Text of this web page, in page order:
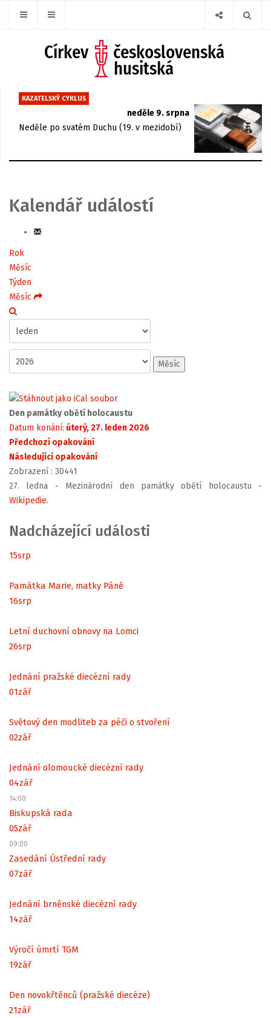
KAZATELSKÝ CYKLUS
neděle 9. srpna
Neděle po svatém Duchu (19. v mezidobí)
Kalendář událostí
Rok
Měsíc
Týden
Měsíc
Měsíc
Den památky obětí holocaustu
Datum konání: úterý, 27. leden 2026
Předchozí opakování
Následující opakování
Zobrazení : 30441
27. ledna - Mezinárodní den památky obětí holocaustu -
Wikipedie.
Nadcházející události
15srp
Památka Marie, matky Páně
16srp
Letní duchovní obnovy na Lomci
26srp
Jednání pražské diecézní rady
01zář
Světový den modliteb za péči o stvoření
02zář
Jednání olomoucké diecézní rady
04zář
14:00
Biskupská rada
05zář
09:00
Zasedání Ústřední rady
07zář
Jednání brněnské diecézní rady
14zář
Výročí úmrtí TGM
19zář
Den novokřtěnců (pražské diecéze)
21zář